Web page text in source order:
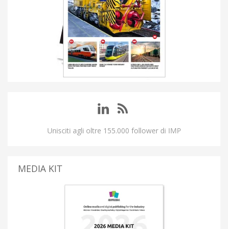
Unisciti agli oltre 155.000 follower di IMP
MEDIA KIT